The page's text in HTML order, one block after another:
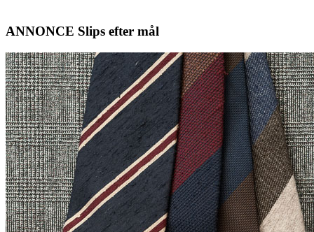
ANNONCE Slips efter mål